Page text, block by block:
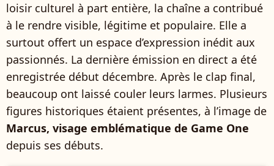
loisir culturel à part entière, la chaîne a contribué
à le rendre visible, légitime et populaire. Elle a
surtout offert un espace d’expression inédit aux
passionnés. La dernière émission en direct a été
enregistrée début décembre. Après le clap final,
beaucoup ont laissé couler leurs larmes. Plusieurs
figures historiques étaient présentes, à l’image de
Marcus, visage emblématique de Game One
depuis ses débuts.